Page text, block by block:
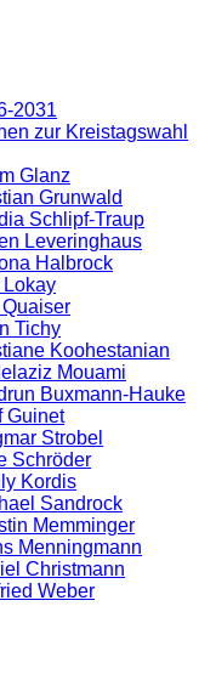
2031
zur Kreistagswahl
Glanz
Grunwald
Schlipf-Traup
Leveringhaus
Halbrock
Lokay
Tichy
Koohestanian
Mouami
Buxmann-Hauke
Guinet
Strobel
Schröder
Kordis
Sandrock
Memminger
Menningmann
Christmann
Weber